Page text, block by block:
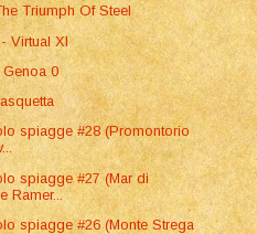
Triumph Of Steel
Virtual XI
Genoa 0
spiagge #28 (Promontorio
spiagge #27 (Mar di
Ramer...
spiagge #26 (Monte Strega